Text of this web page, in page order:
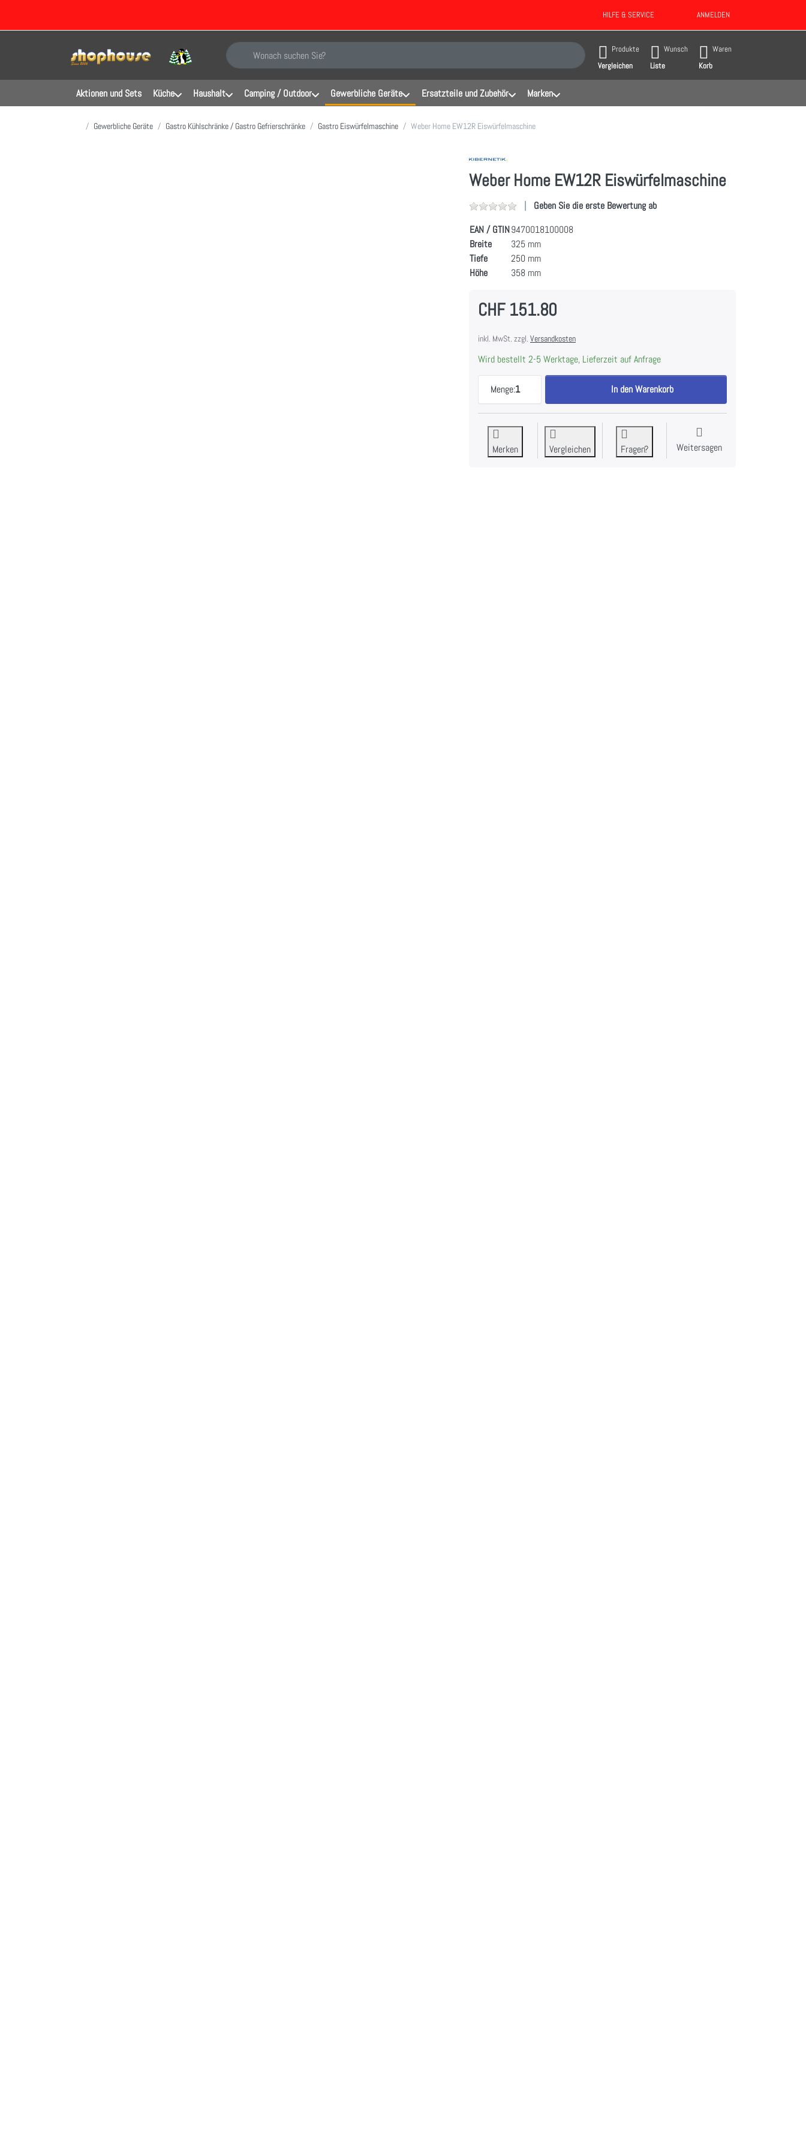
HILFE & SERVICE ANMELDEN
Geben Sie einen Suchbegriff ein. Während Sie tippen, erscheinen automatisch erste Ergebnisse. Drücken Sie die Eingabetaste, um alle Ergebnisse aufzurufen.
Produkte
Vergleichen
Wunsch
Liste
Waren
Korb
Aktionen und Sets Küche Haushalt Camping / Outdoor Gewerbliche Geräte Ersatzteile und Zubehör Marken
Startseite
Gewerbliche Geräte Gastro Kühlschränke / Gastro Gefrierschränke Gastro Eiswürfelmaschine Weber Home EW12R Eiswürfelmaschine
Weber Home EW12R Eiswürfelmaschine
Geben Sie die erste Bewertung ab
EAN / GTIN9470018100008
Breite
325 mm
Tiefe
250 mm
Höhe
358 mm
CHF 151.80
inkl. MwSt. zzgl. Versandkosten
Wird bestellt 2-5 Werktage, Lieferzeit auf Anfrage
Menge:1
Weber Home EW12R Eiswürfelmaschine zu CHF 151.80, Menge 1.
In den Warenkorb
Merken Vergleichen Fragen? Weitersagen